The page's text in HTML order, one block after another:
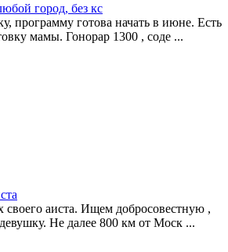
город, без кс
программу готова начать в июне. Есть
мамы. Гонорар 1300 , соде ...
своего аиста. Ищем добросовестную ,
Не далее 800 км от Моск ...